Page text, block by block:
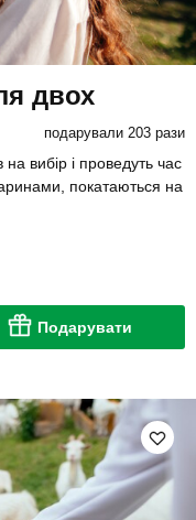
двох
подарували 203 рази
на вибір і проведуть час
покатаються на
Подарувати